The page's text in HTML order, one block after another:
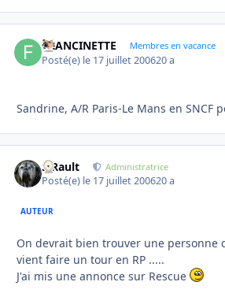
FRANCINETTE Membres en vacance
Posté(e) le 17 juillet 200620 a
Sandrine, A/R Paris-Le Mans en SNCF
S.Rault Administratrice
Posté(e) le 17 juillet 200620 a
AUTEUR
On devrait bien trouver une personne
vient faire un tour en RP .....
J'ai mis une annonce sur Rescue